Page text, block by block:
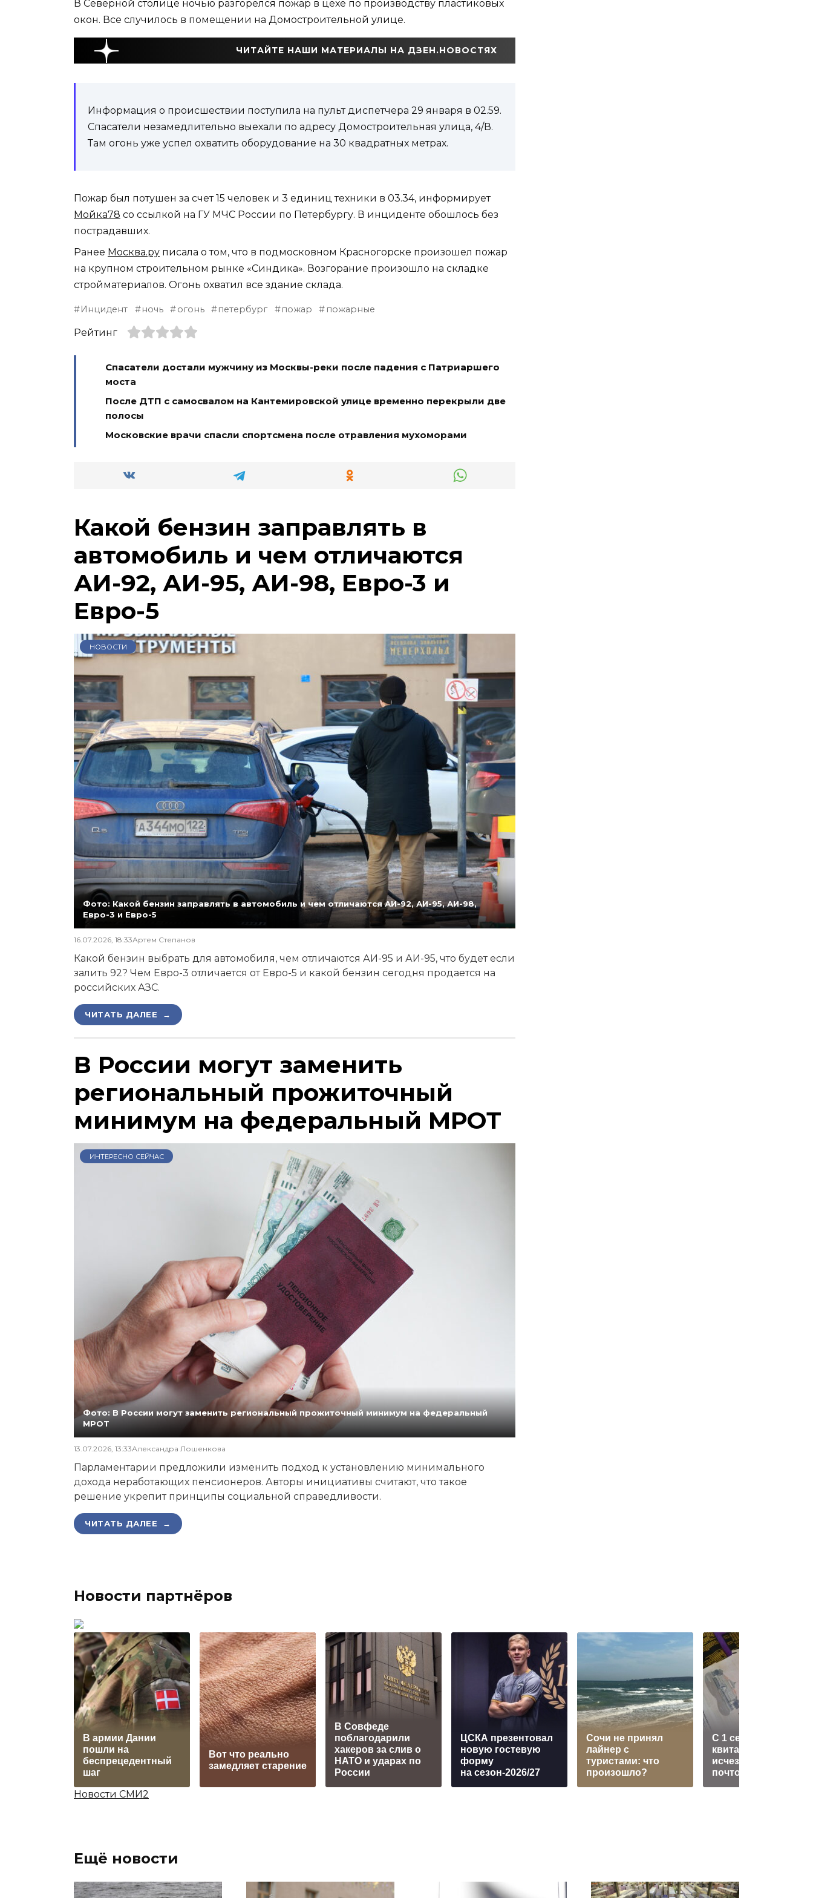
В Северной столице ночью разгорелся пожар в цехе по производству пластиковых
окон. Все случилось в помещении на Домостроительной улице.
ЧИТАЙТЕ НАШИ МАТЕРИАЛЫ НА ДЗЕН.НОВОСТЯХ
Информация о происшествии поступила на пульт диспетчера 29 января в 02.59.
Спасатели незамедлительно выехали по адресу Домостроительная улица, 4/В.
Там огонь уже успел охватить оборудование на 30 квадратных метрах.
Пожар был потушен за счет 15 человек и 3 единиц техники в 03.34, информирует
Мойка78 со ссылкой на ГУ МЧС России по Петербургу. В инциденте обошлось без
пострадавших.
Ранее Москва.ру писала о том, что в подмосковном Красногорске произошел пожар
на крупном строительном рынке «Синдика». Возгорание произошло на складке
стройматериалов. Огонь охватил все здание склада.
Инцидент ночь огонь петербург пожар пожарные
Рейтинг
Спасатели достали мужчину из Москвы-реки после падения с Патриаршего
моста
После ДТП с самосвалом на Кантемировской улице временно перекрыли две
полосы
Московские врачи спасли спортсмена после отравления мухоморами
Какой бензин заправлять в
автомобиль и чем отличаются
АИ-92, АИ-95, АИ-98, Евро-3 и
Евро-5
НОВОСТИ
Фото: Какой бензин заправлять в автомобиль и чем отличаются АИ-92, АИ-95, АИ-98,
Евро-3 и Евро-5
16.07.2026, 18:33Артем Степанов
Какой бензин выбрать для автомобиля, чем отличаются АИ-95 и АИ-95, что будет если
залить 92? Чем Евро-3 отличается от Евро-5 и какой бензин сегодня продается на
российских АЗС.
ЧИТАТЬ ДАЛЕЕ →
В России могут заменить
региональный прожиточный
минимум на федеральный МРОТ
ИНТЕРЕСНО СЕЙЧАС
Фото: В России могут заменить региональный прожиточный минимум на федеральный
МРОТ
13.07.2026, 13:33Александра Лошенкова
Парламентарии предложили изменить подход к установлению минимального
дохода неработающих пенсионеров. Авторы инициативы считают, что такое
решение укрепит принципы социальной справедливости.
ЧИТАТЬ ДАЛЕЕ →
Новости партнёров
В армии Дании
пошли на
беспрецедентный
шаг
Вот что реально
замедляет старение
В Совфеде
поблагодарили
хакеров за слив о
НАТО и ударах по
России
ЦСКА презентовал
новую гостевую
форму
на сезон-2026/27
Сочи не принял
лайнер с
туристами: что
произошло?
С 1 сентября
квитанции ЖКХ
исчезнут из
почтовых ящиков
Новости СМИ2
Ещё новости